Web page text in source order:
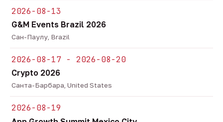
2026-08-13
G&M Events Brazil 2026
Сан-Паулу, Brazil
2026-08-17 - 2026-08-20
Crypto 2026
Санта-Барбара, United States
2026-08-19